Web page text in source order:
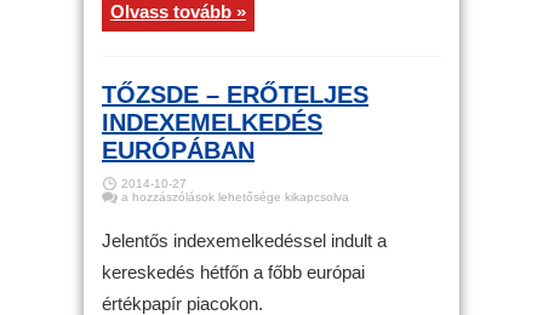
Olvass tovább »
TŐZSDE – ERŐTELJES
INDEXEMELKEDÉS
EURÓPÁBAN
2014-10-27
Tőzsde
indexemelkedés
Európában
a hozzászólások lehetősége kikapcsolva
Jelentős indexemelkedéssel indult a
kereskedés hétfőn a főbb európai
értékpapír piacokon.